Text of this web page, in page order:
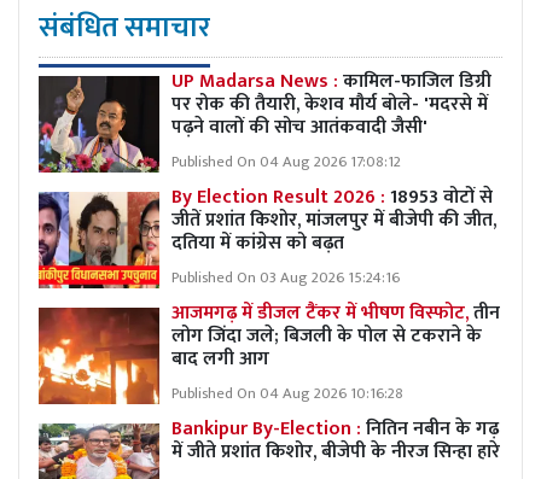
संबंधित समाचार
UP Madarsa News :कामिल-फाजिल डिग्री
पर रोक की तैयारी, केशव मौर्य बोले- 'मदरसे में
पढ़ने वालों की सोच आतंकवादी जैसी'
Published On 04 Aug 2026 17:08:12
By Election Result 2026 :18953 वोटों से
जीतें प्रशांत किशोर, मांजलपुर में बीजेपी की जीत,
दतिया में कांग्रेस को बढ़त
Published On 03 Aug 2026 15:24:16
आजमगढ़ में डीजल टैंकर में भीषण विस्फोट,तीन
लोग जिंदा जले; बिजली के पोल से टकराने के
बाद लगी आग
Published On 04 Aug 2026 10:16:28
Bankipur By-Election :नितिन नबीन के गढ़
में जीते प्रशांत किशोर, बीजेपी के नीरज सिन्हा हारे